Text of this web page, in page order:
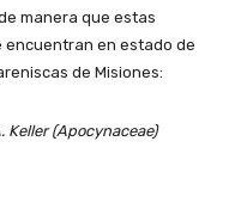
manera que estas
encuentran en estado de
de Misiones:
(Apocynaceae)